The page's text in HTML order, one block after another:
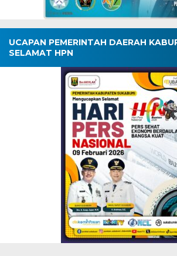
UCAPAN PEMERINTAH DAERAH
SELAMAT HPN